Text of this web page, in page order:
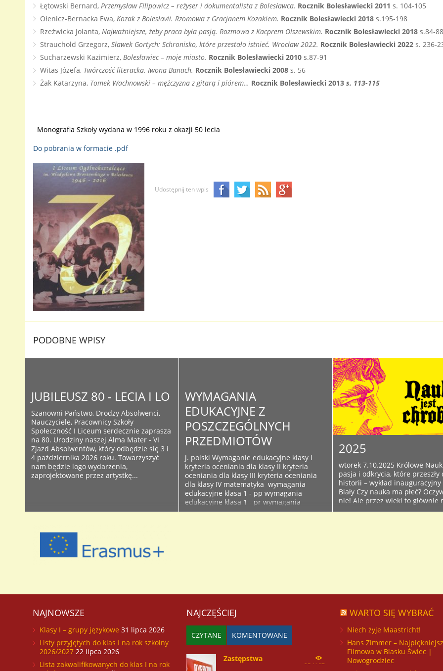
Łętowski Bernard, Przemysław Filipowicz – reżyser i dokumentalista z Bolesławca. Rocznik Bolesławiecki 2011 s. 104-105
Ołenicz-Bernacka Ewa, Kozak z Bolesłavii. Rzomowa z Gracjanem Kozakiem. Rocznik Bolesławiecki 2018 s.195-198
Rzeźwicka Jolanta, Najważniejsze, żeby praca była pasją. Rozmowa z Kacprem Olszewskim. Rocznik Bolesławiecki 2018 s.84-88
Strauchold Grzegorz, Sławek Gortych: Schronisko, które przestało istnieć. Wrocław 2022. Rocznik Bolesławiecki 2022 s. 236-
Sucharzewski Kazimierz, Bolesławiec – moje miasto. Rocznik Bolesławiecki 2010 s.87-91
Witas Józefa, Twórczość literacka. Iwona Banach. Rocznik Bolesławiecki 2008 s. 56
Żak Katarzyna, Tomek Wachnowski – mężczyzna z gitarą i piórem… Rocznik Bolesławiecki 2013 s. 113-115
Monografia Szkoły wydana w 1996 roku z okazji 50 lecia
Do pobrania w formacie .pdf
Udostępnij ten wpis
PODOBNE WPISY
JUBILEUSZ 80 - LECIA I LO
Szanowni Państwo, Drodzy Absolwenci,
Nauczyciele, Pracownicy Szkoły
Społeczność I Liceum serdecznie zaprasza
na 80. Urodziny naszej Alma Mater - VI
Zjazd Absolwentów, który odbędzie się 3 i
4 października 2026 roku. Towarzyszyć
nam będzie logo wydarzenia,
zaprojektowane przez artystkę...
WYMAGANIA
EDUKACYJNE Z
POSZCZEGÓLNYCH
PRZEDMIOTÓW
j. polski Wymaganie edukacyjne klasy I
kryteria oceniania dla klasy II kryteria
oceniania dla klasy III kryteria oceniania
dla klasy IV matematyka wymagania
edukacyjne klasa 1 - pp wymagania
edukacyjne klasa 1 - pr wymagania
edukacyjne klasa 2 - pp wymagania
2025
wtorek 7.10.2025 Królowe
pasja i odkrycia, które przeszły
historii – wykład
Biały Czy nauka ma płeć?
nie! Ale przez wieki to głównie
dostawali nagrody, a kobiety…
NAJNOWSZE
Klasy I – grupy językowe 31 lipca 2026
Listy przyjętych do klas I na rok szkolny
2026/2027 22 lipca 2026
Lista zakwalifikowanych do klas I na rok
NAJCZĘŚCIEJ
CZYTANE KOMENTOWANE
Zastępstwa
254167
WARTO SIĘ WYBRAĆ
Niech żyje Maastricht!
Hans Zimmer –
Filmowa w Blasku Świec |
Nowogrodziec